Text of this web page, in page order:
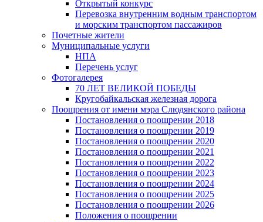
Открытый конкурс
Перевозка внутренним водным транспортом
и морским транспортом пассажиров
Почетные жители
Муниципальные услуги
НПА
Перечень услуг
Фотогалерея
70 ЛЕТ ВЕЛИКОЙ ПОБЕДЫ
Кругобайкальская железная дорога
Поощрения от имени мэра Слюдянского района
Постановления о поощрении 2018
Постановления о поощрении 2019
Постановления о поощрении 2020
Постановления о поощрении 2021
Постановления о поощрении 2022
Постановления о поощрении 2023
Постановления о поощрении 2024
Постановления о поощрении 2025
Постановления о поощрении 2026
Положения о поощрении